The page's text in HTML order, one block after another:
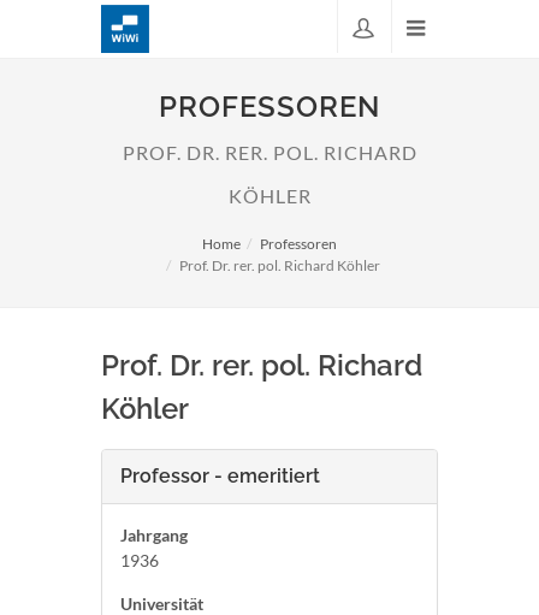
PROFESSOREN
PROF. DR. RER. POL. RICHARD
KÖHLER
Home
Professoren
Prof. Dr. rer. pol. Richard Köhler
Prof. Dr. rer. pol. Richard
Köhler
Professor - emeritiert
Jahrgang
1936
Universität